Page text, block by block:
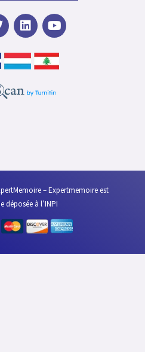
L
i
k
e
i
Y
o
t
u
e
– Expertmemoire est
déposée à l’INPI